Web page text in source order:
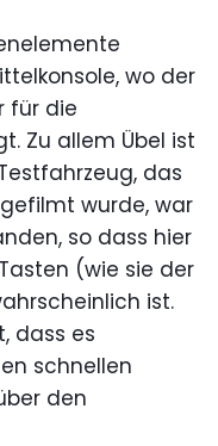
wo der
für die
Zu allem Übel ist
das
wurde, war
so dass hier
(wie sie der
ist.
dass es
schnellen
den